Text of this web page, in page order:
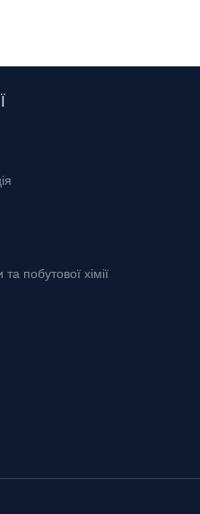
побутової хімії